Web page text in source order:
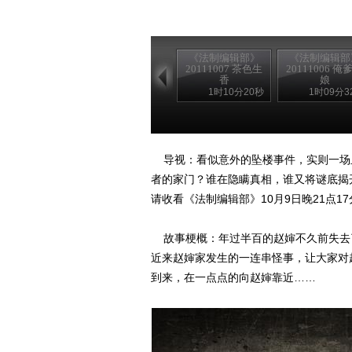
《法制编辑部》
20111007 茶色生
香
1时10分20秒
《法制编辑
20111006 俺
娘
1时09分
导视：看似意外的坠楼事件，实则一
者的家门？谁在隐瞒真相，谁又将谜底
请收看《法制编辑部》10月9日晚21点17
故事梗概：年过半百的赵婶不久前失
近来赵婶家发生的一连串怪事，让大家
到来，在一点点的向赵婶靠近……